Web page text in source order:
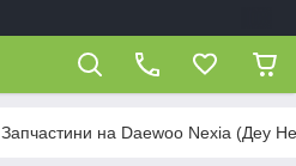
Запчастини на Daewoo Nexia (Деу